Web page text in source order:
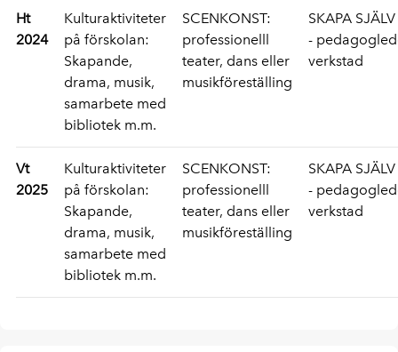
Ht
2024
Kulturaktiviteter
på förskolan:
Skapande,
drama, musik,
samarbete med
bibliotek m.m.
SCENKONST:
professionelll
teater, dans eller
musikföreställing
SKAPA SJÄLV
-
verkstad
Vt
2025
Kulturaktiviteter
på förskolan:
Skapande,
drama, musik,
samarbete med
bibliotek m.m.
SCENKONST:
professionelll
teater, dans eller
musikföreställing
SKAPA SJÄLV
-
verkstad